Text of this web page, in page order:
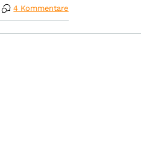
4 Kommentare